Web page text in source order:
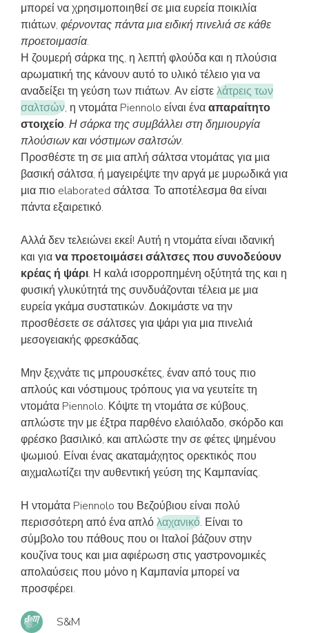
μπορεί να χρησιμοποιηθεί σε μια ευρεία ποικιλία
πιάτων, φέρνοντας πάντα μια ειδική πινελιά σε κάθε
προετοιμασία.
Η ζουμερή σάρκα της, η λεπτή φλούδα και η πλούσια
αρωματική της κάνουν αυτό το υλικό τέλειο για να
αναδείξει τη γεύση των πιάτων. Αν είστελάτρεις των
σαλτσών, η ντομάτα Piennolo είναι ένααπαραίτητο
στοιχείο. Η σάρκα της συμβάλλει στη δημιουργία
πλούσιων και νόστιμων σαλτσών.
Προσθέστε τη σε μια απλή σάλτσα ντομάτας για μια
βασική σάλτσα, ή μαγειρέψτε την αργά με μυρωδικά για
μια πιο elaborated σάλτσα. Το αποτέλεσμα θα είναι
πάντα εξαιρετικό.
Αλλά δεν τελειώνει εκεί! Αυτή η ντομάτα είναι ιδανική
και γιανα προετοιμάσει σάλτσες που συνοδεύουν
κρέας ή ψάρι. Η καλά ισορροπημένη οξύτητά της και η
φυσική γλυκύτητά της συνδυάζονται τέλεια με μια
ευρεία γκάμα συστατικών. Δοκιμάστε να την
προσθέσετε σε σάλτσες για ψάρι για μια πινελιά
μεσογειακής φρεσκάδας.
Μην ξεχνάτε τις μπρουσκέτες, έναν από τους πιο
απλούς και νόστιμους τρόπους για να γευτείτε τη
ντομάτα Piennolo. Κόψτε τη ντομάτα σε κύβους,
απλώστε την με έξτρα παρθένο ελαιόλαδο, σκόρδο και
φρέσκο βασιλικό, και απλώστε την σε φέτες ψημένου
ψωμιού. Είναι ένας ακαταμάχητος ορεκτικός που
αιχμαλωτίζει την αυθεντική γεύση της Καμπανίας.
Η ντομάτα Piennolo του Βεζούβιου είναι πολύ
περισσότερη από ένα απλόλαχανικό. Είναι το
σύμβολο του πάθους που οι Ιταλοί βάζουν στην
κουζίνα τους και μια αφιέρωση στις γαστρονομικές
απολαύσεις που μόνο η Καμπανία μπορεί να
προσφέρει.
S&M